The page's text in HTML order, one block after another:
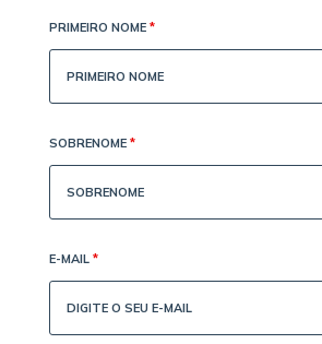
PRIMEIRO NOME *
SOBRENOME *
E-MAIL *